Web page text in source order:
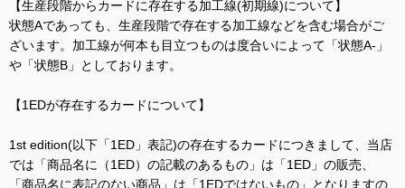
【生産段階からカードに存在する加工線(初期線)について】
状態Aであっても、生産段階で存在する加工線などを含む場合がご
ざいます。加工線が何本も目立つものは度合いによって「状態A-」
や「状態B」としております。
【1EDが存在するカードについて】
1st edition(以下「1ED」表記)の存在するカードにつきまして、当店
では「商品名に（1ED）の記載のあるもの」は「1ED」の販売、
「商品名に表記のない商品」は「1EDではないもの」となりますの